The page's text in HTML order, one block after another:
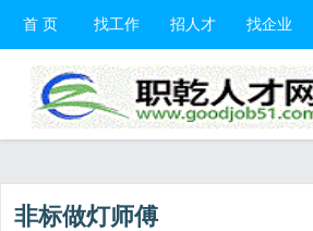
首 页 找工作 招人才 找企业
非标做灯师傅